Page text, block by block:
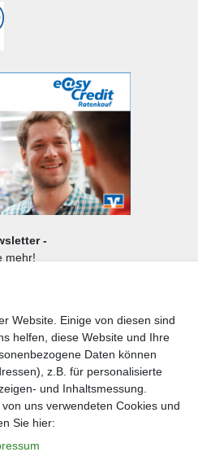
-
mehr!
Website. Einige von diesen sind
helfen, diese Website und Ihre
Daten können
z.B. für personalisierte
und Inhaltsmessung.
uns verwendeten Cookies und
Sie hier: